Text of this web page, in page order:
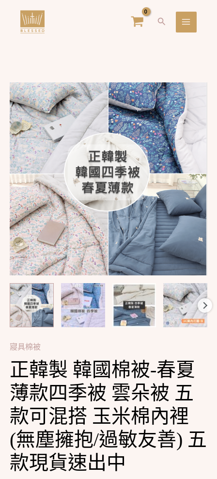
搜
Main
Menu
寢具棉被
正韓製 韓國棉被-春夏
薄款四季被 雲朵被 五
款可混搭 玉米棉內裡
(無塵擁抱/過敏友善) 五
款現貨速出中
正
韓
製
韓
國
棉
被-
春
夏
薄
款
四
季
被
雲
朵
被
五
款
混
搭
玉
米
棉
內
裡
(無